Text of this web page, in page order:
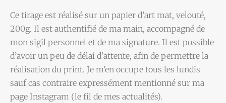
Ce tirage est réalisé sur un papier d’art mat, velouté,
200g. Il est authentifié de ma main, accompagné de
mon sigil personnel et de ma signature. Il est possible
d’avoir un peu de délai d’attente, afin de permettre la
réalisation du print. Je m’en occupe tous les lundis
sauf cas contraire expressément mentionné sur ma
page Instagram (le fil de mes actualités).